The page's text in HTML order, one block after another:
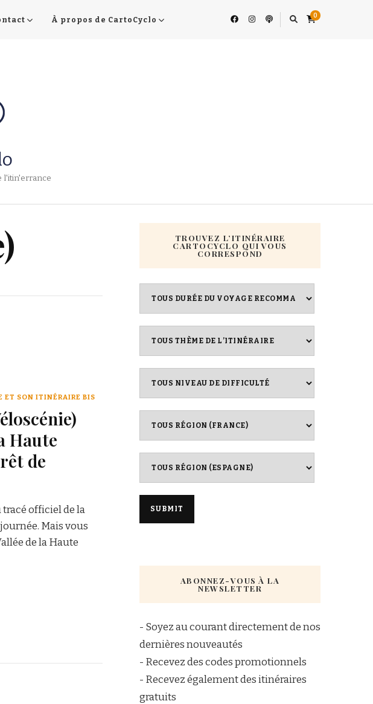
À propos de CartoCyclo
0
l'itin'errance
ET SON ITINÉRAIRE BIS
Haute
de
officiel de la
Mais vous
de la Haute
TROUVEZ L’ITINÉRAIRE
CARTOCYCLO QUI VOUS
CORRESPOND
ABONNEZ-VOUS À LA
NEWSLETTER
- Soyez au courant directement de nos
dernières nouveautés
- Recevez des codes promotionnels
- Recevez également des itinéraires
gratuits